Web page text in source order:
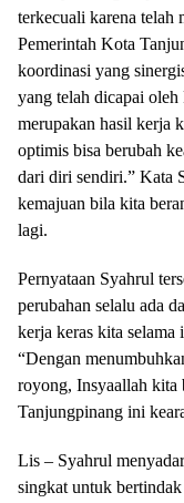
terkecuali karena telah
Pemerintah Kota
koordinasi yang
yang telah dicapai
merupakan hasil kerja
optimis bisa berubah
dari diri sendiri.” Kata
kemajuan bila kita
lagi.
Pernyataan Syahrul
perubahan selalu ada
kerja keras kita selama
“Dengan
royong, Insyaallah kita
Tanjungpinang ini
Lis – Syahrul
singkat untuk